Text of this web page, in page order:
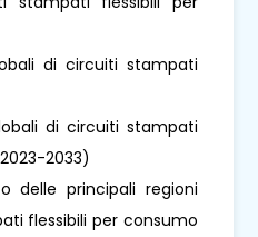
di circuiti stampati
di circuiti stampati
2033)
delle principali regioni
flessibili per consumo